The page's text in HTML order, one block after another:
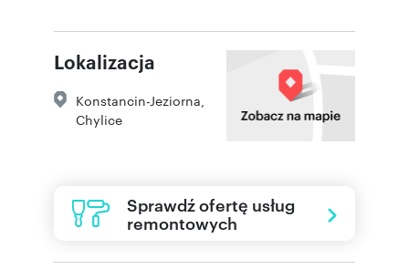
Lokalizacja
Konstancin-Jeziorna
Chylice
Sprawdź ofertę usług
remontowych